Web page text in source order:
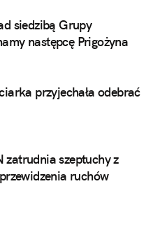
siedzibą Grupy
następcę Prigożyna
przyjechała odebrać
zatrudnia szeptuchy z
ruchów